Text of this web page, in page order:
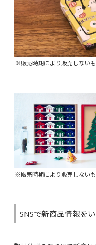
※販売時期により販売しないも
※販売時期により販売しないも
SNSで新商品情報を